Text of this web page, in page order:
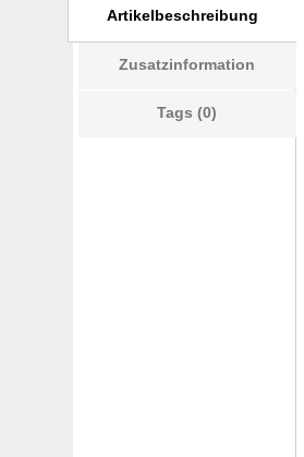
Artikelbeschreibung
Zusatzinformation
Tags (0)